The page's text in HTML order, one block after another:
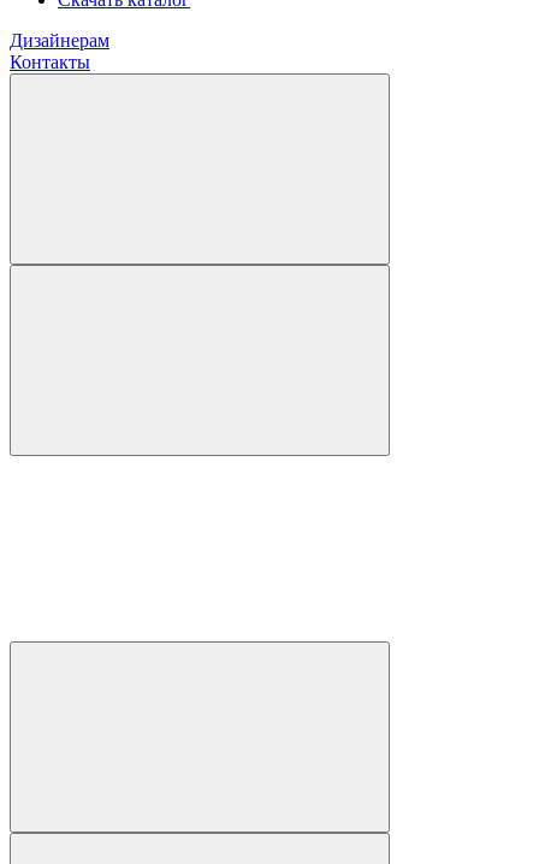
Дизайнерам
Контакты